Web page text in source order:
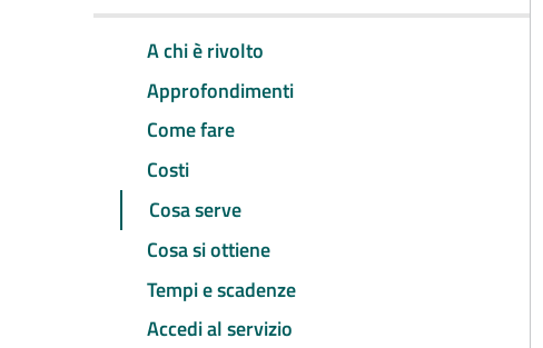
A chi è rivolto
Approfondimenti
Come fare
Costi
Cosa serve
Cosa si ottiene
Tempi e scadenze
Accedi al servizio